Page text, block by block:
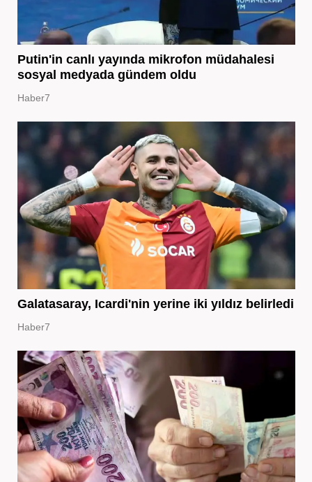
Putin'in canlı yayında mikrofon müdahalesi
sosyal medyada gündem oldu
Haber7
Galatasaray, Icardi'nin yerine iki yıldız belirledi
Haber7